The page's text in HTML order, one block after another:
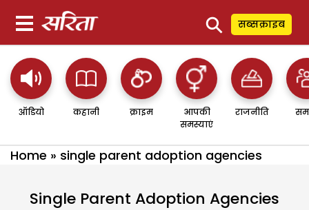
⚲ सब्सक्राइब
ऑडियो कहानी क्राइम
आपकी
समस्याएं
राजनीति
Home » single parent adoption agencies
Single Parent Adoption Agencies